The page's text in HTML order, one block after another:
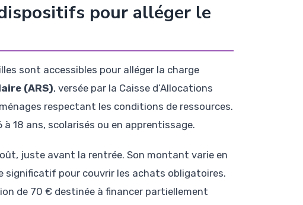
pour alléger le
sont accessibles pour alléger la charge
(ARS), versée par la Caisse d’Allocations
respectant les conditions de ressources.
18 ans, scolarisés ou en apprentissage.
juste avant la rentrée. Son montant varie en
significatif pour couvrir les achats obligatoires.
de 70 € destinée à financer partiellement